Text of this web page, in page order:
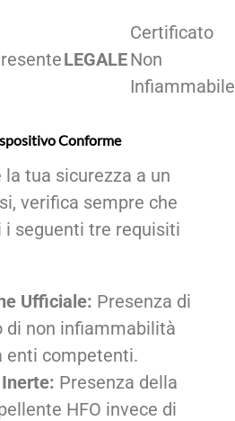
LEGALE
Certificato
Non
Infiammabile
Conforme
tua sicurezza a un
verifica sempre che
seguenti tre requisiti
Ufficiale: Presenza di
di non infiammabilità
enti competenti.
Presenza della
HFO invece di